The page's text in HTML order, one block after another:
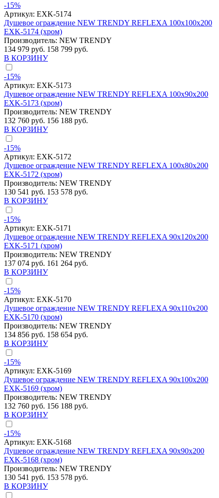
-15%
Артикул: EXK-5174
Душевое ограждение NEW TRENDY REFLEXA 100x100x200
EXK-5174 (хром)
Производитель: NEW TRENDY
134 979 руб. 158 799 руб.
В КОРЗИНУ
-15%
Артикул: EXK-5173
Душевое ограждение NEW TRENDY REFLEXA 100x90x200
EXK-5173 (хром)
Производитель: NEW TRENDY
132 760 руб. 156 188 руб.
В КОРЗИНУ
-15%
Артикул: EXK-5172
Душевое ограждение NEW TRENDY REFLEXA 100x80x200
EXK-5172 (хром)
Производитель: NEW TRENDY
130 541 руб. 153 578 руб.
В КОРЗИНУ
-15%
Артикул: EXK-5171
Душевое ограждение NEW TRENDY REFLEXA 90x120x200
EXK-5171 (хром)
Производитель: NEW TRENDY
137 074 руб. 161 264 руб.
В КОРЗИНУ
-15%
Артикул: EXK-5170
Душевое ограждение NEW TRENDY REFLEXA 90x110x200
EXK-5170 (хром)
Производитель: NEW TRENDY
134 856 руб. 158 654 руб.
В КОРЗИНУ
-15%
Артикул: EXK-5169
Душевое ограждение NEW TRENDY REFLEXA 90x100x200
EXK-5169 (хром)
Производитель: NEW TRENDY
132 760 руб. 156 188 руб.
В КОРЗИНУ
-15%
Артикул: EXK-5168
Душевое ограждение NEW TRENDY REFLEXA 90x90x200
EXK-5168 (хром)
Производитель: NEW TRENDY
130 541 руб. 153 578 руб.
В КОРЗИНУ